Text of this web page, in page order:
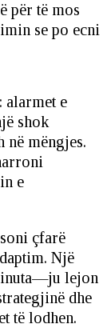
për të mos
se po ecni
alarmet e
shok
në mëngjes.
e
çfarë
Një
lejon
dhe
të lodhen.